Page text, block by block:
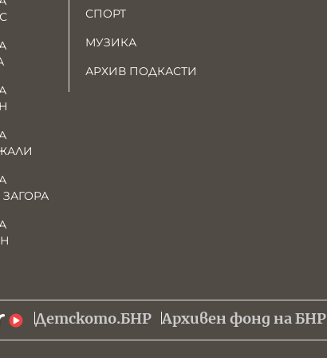
СПОРТ
МУЗИКА
АРХИВ ПОДКАСТИ
Детското.БНР Архивен фонд на БНР